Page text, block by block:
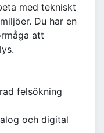
med tekniskt
Du har en
att
felsökning
och digital